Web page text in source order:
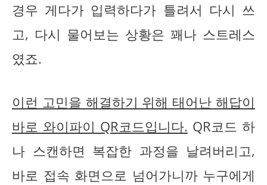
경우 게다가 입력하다가 틀려서 다시 쓰
고, 다시 물어보는 상황은 꽤나 스트레스
였죠.
이런 고민을 해결하기 위해 태어난 해답이
바로 와이파이 QR코드입니다. QR코드 하
나 스캔하면 복잡한 과정을 날려버리고,
바로 접속 화면으로 넘어가니까 누구에게